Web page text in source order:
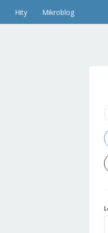
Hity Mikroblog